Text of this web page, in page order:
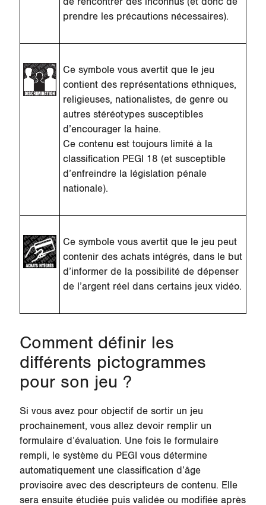
prendre les précautions nécessaires).
Ce symbole vous avertit que le jeu
contient des représentations ethniques,
religieuses, nationalistes, de genre ou
autres stéréotypes susceptibles
d’encourager la haine.
Ce contenu est toujours limité à la
classification PEGI 18 (et susceptible
d’enfreindre la législation pénale
nationale).
Ce symbole vous avertit que le jeu peut
contenir des achats intégrés, dans le but
d’informer de la possibilité de dépenser
de l’argent réel dans certains jeux vidéo.
Comment définir les
différents pictogrammes
pour son jeu ?
Si vous avez pour objectif de sortir un jeu
prochainement, vous allez devoir remplir un
formulaire d’évaluation. Une fois le formulaire
rempli, le système du PEGI vous détermine
automatiquement une classification d’âge
provisoire avec des descripteurs de contenu. Elle
sera ensuite étudiée puis validée ou modifiée après